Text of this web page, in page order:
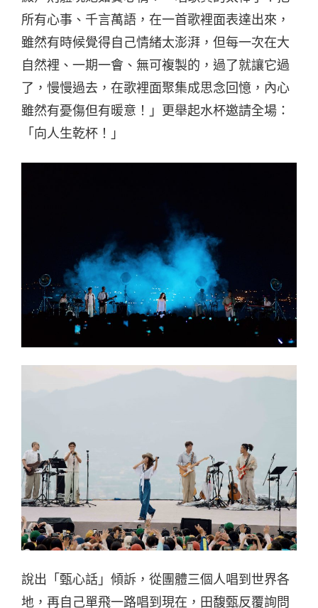
所有心事、千言萬語，在一首歌裡面表達出來，
雖然有時候覺得自己情緒太澎湃，但每一次在大
自然裡、一期一會、無可複製的，過了就讓它過
了，慢慢過去，在歌裡面聚集成思念回憶，內心
雖然有憂傷但有暖意！」更舉起水杯邀請全場：
「向人生乾杯！」
說出「甄心話」傾訴，從團體三個人唱到世界各
地，再自己單飛一路唱到現在，田馥甄反覆詢問